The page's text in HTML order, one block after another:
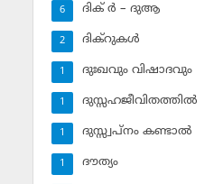
ദിക് ര്‍ – ദുആ
6
ദിക്‌റുകള്‍
2
ദുഃഖവും വിഷാദവും
1
ദുസ്സഹജീവിതത്തില്‍
1
ദുസ്സ്വപ്‌നം കണ്ടാല്‍
1
ദൗത്യം
1